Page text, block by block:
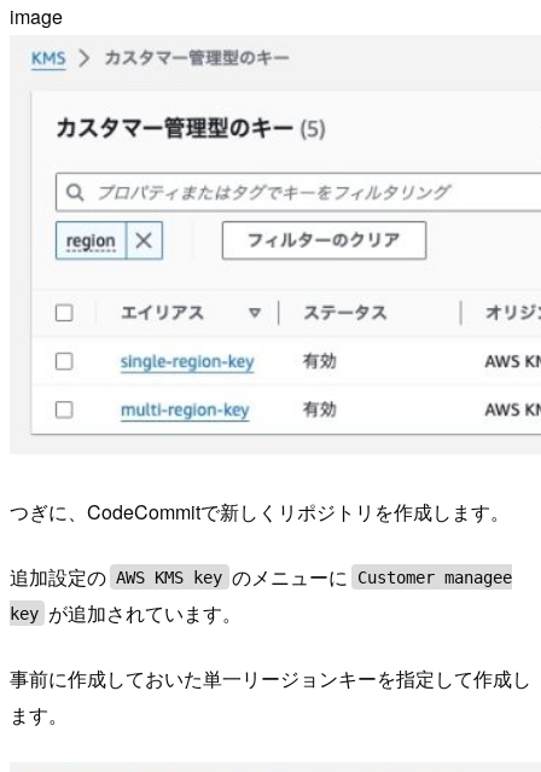
image
つぎに、CodeCommitで新しくリポジトリを作成します。
追加設定の AWS KMS key のメニューに
Customer managee
key が追加されています。
事前に作成しておいた単一リージョンキーを指定して作成し
ます。